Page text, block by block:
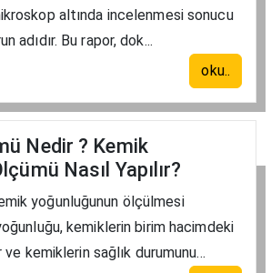
altında incelenmesi sonucu
adıdır. Bu rapor, dok...
oku..
Nedir ? Kemik
Nasıl Yapılır?
yoğunluğunun ölçülmesi
kemiklerin birim hacimdeki
ve kemiklerin sağlık durumunu...